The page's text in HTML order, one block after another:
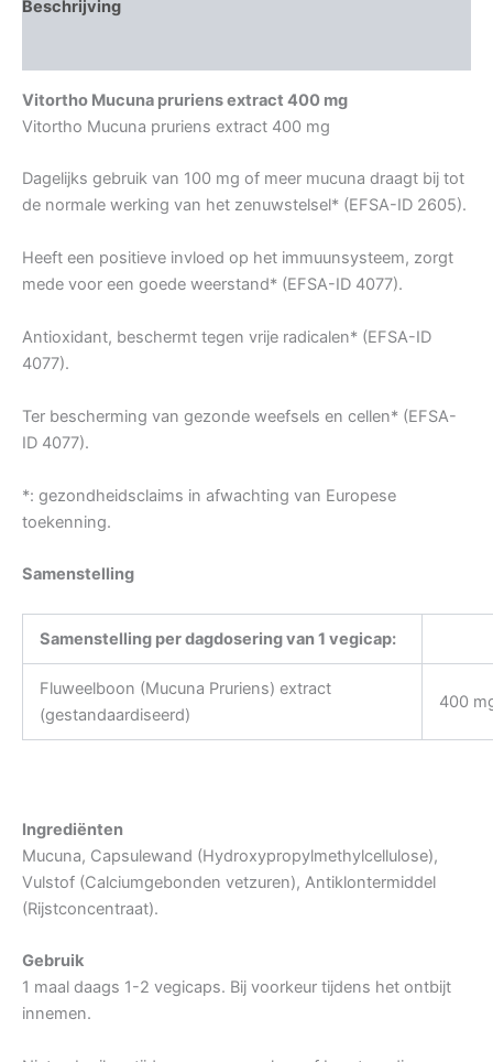
Beschrijving
Vitortho Mucuna pruriens extract 400 mg
Vitortho Mucuna pruriens extract 400 mg
Dagelijks gebruik van 100 mg of meer mucuna draagt bij tot
de normale werking van het zenuwstelsel* (EFSA-ID 2605).
Heeft een positieve invloed op het immuunsysteem, zorgt
mede voor een goede weerstand* (EFSA-ID 4077).
Antioxidant, beschermt tegen vrije radicalen* (EFSA-ID
4077).
Ter bescherming van gezonde weefsels en cellen* (EFSA-
ID 4077).
*: gezondheidsclaims in afwachting van Europese
toekenning.
Samenstelling
Samenstelling per dagdosering van 1 vegicap:
Fluweelboon (Mucuna Pruriens) extract
(gestandaardiseerd)
400
Ingrediënten
Mucuna, Capsulewand (Hydroxypropylmethylcellulose),
Vulstof (Calciumgebonden vetzuren), Antiklontermiddel
(Rijstconcentraat).
Gebruik
1 maal daags 1-2 vegicaps. Bij voorkeur tijdens het ontbijt
innemen.